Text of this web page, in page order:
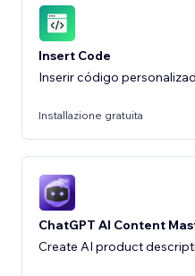
Insert Code
Inserir código
Installazione gratuita
ChatGPT AI Content
Create AI product